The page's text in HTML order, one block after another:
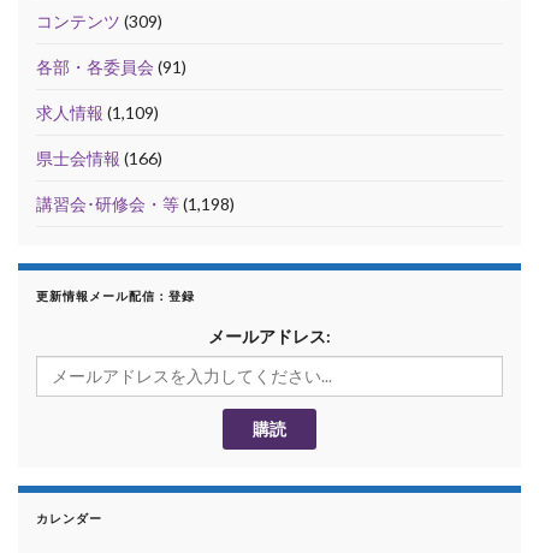
コンテンツ (309)
各部・各委員会 (91)
求人情報 (1,109)
県士会情報 (166)
講習会･研修会・等(1,198)
更新情報メール配信：登録
メールアドレス:
カレンダー